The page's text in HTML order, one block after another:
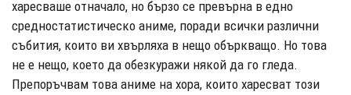
харесваше отначало, но бързо се превърна в едно
средностатистическо аниме, поради всички различни
събития, които ви хвърляха в нещо объркващо. Но това
не е нещо, което да обезкуражи някой да го гледа.
Препоръчвам това аниме на хора, които харесват този